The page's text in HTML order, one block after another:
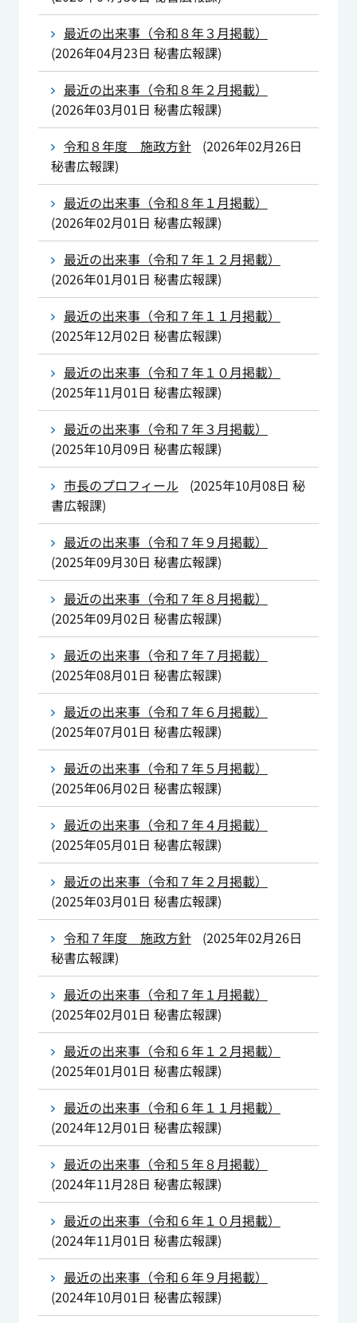
最近の出来事（令和８年３月掲載）
(2026年04月23日 秘書広報課)
最近の出来事（令和８年２月掲載）
(2026年03月01日 秘書広報課)
令和８年度 施政方針
(2026年02月26日
秘書広報課)
最近の出来事（令和８年１月掲載）
(2026年02月01日 秘書広報課)
最近の出来事（令和７年１２月掲載）
(2026年01月01日 秘書広報課)
最近の出来事（令和７年１１月掲載）
(2025年12月02日 秘書広報課)
最近の出来事（令和７年１０月掲載）
(2025年11月01日 秘書広報課)
最近の出来事（令和７年３月掲載）
(2025年10月09日 秘書広報課)
市長のプロフィール
(2025年10月08日 秘
書広報課)
最近の出来事（令和７年９月掲載）
(2025年09月30日 秘書広報課)
最近の出来事（令和７年８月掲載）
(2025年09月02日 秘書広報課)
最近の出来事（令和７年７月掲載）
(2025年08月01日 秘書広報課)
最近の出来事（令和７年６月掲載）
(2025年07月01日 秘書広報課)
最近の出来事（令和７年５月掲載）
(2025年06月02日 秘書広報課)
最近の出来事（令和７年４月掲載）
(2025年05月01日 秘書広報課)
最近の出来事（令和７年２月掲載）
(2025年03月01日 秘書広報課)
令和７年度 施政方針
(2025年02月26日
秘書広報課)
最近の出来事（令和７年１月掲載）
(2025年02月01日 秘書広報課)
最近の出来事（令和６年１２月掲載）
(2025年01月01日 秘書広報課)
最近の出来事（令和６年１１月掲載）
(2024年12月01日 秘書広報課)
最近の出来事（令和５年８月掲載）
(2024年11月28日 秘書広報課)
最近の出来事（令和６年１０月掲載）
(2024年11月01日 秘書広報課)
最近の出来事（令和６年９月掲載）
(2024年10月01日 秘書広報課)